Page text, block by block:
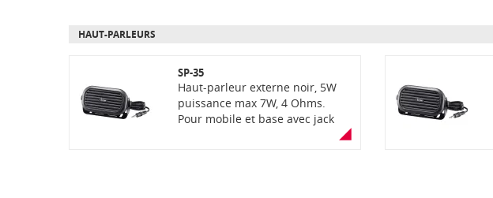
HAUT-PARLEURS
SP-35
Haut-parleur externe noir, 5W
puissance max 7W, 4 Ohms.
Pour mobile et base avec jack